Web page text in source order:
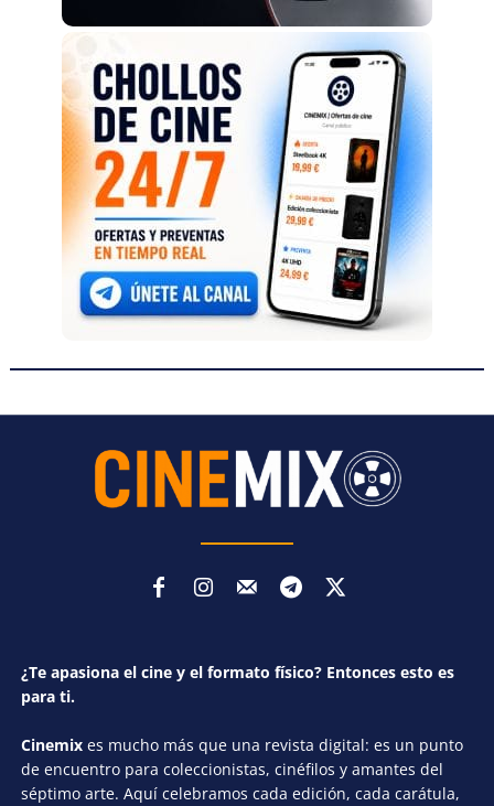
¿Te apasiona el cine y el formato físico? Entonces esto es
para ti.
Cinemix es mucho más que una revista digital: es un punto
de encuentro para coleccionistas, cinéfilos y amantes del
séptimo arte. Aquí celebramos cada edición, cada carátula,